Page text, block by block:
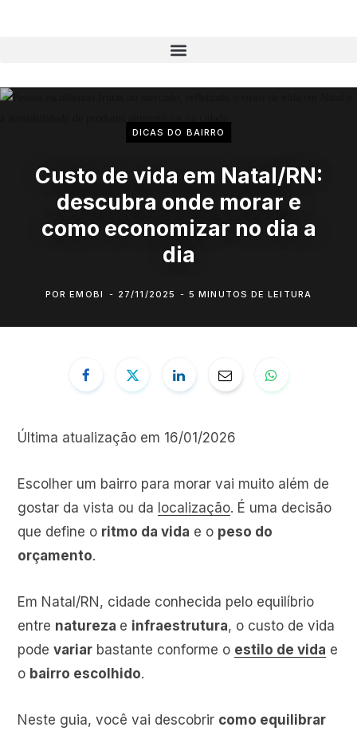
DICAS DO BAIRRO
Custo de vida em Natal/RN:
descubra onde morar e
como economizar no dia a
dia
POREMOBI 27/11/2025 5 MINUTOS DE LEITURA
Última atualização em 16/01/2026
Escolher um bairro para morar vai muito além de
gostar da vista ou da localização. É uma decisão
que define o ritmo da vida e o peso do
orçamento.
Em Natal/RN, cidade conhecida pelo equilíbrio
entre natureza e infraestrutura, o custo de vida
pode variar bastante conforme o estilo de vida e
o bairro escolhido.
Neste guia, você vai descobrir como equilibrar